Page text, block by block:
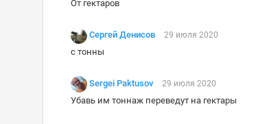
От гектаров
Сергей Денисов 29 июля 2020
с тонны
Sergei Paktusov 29 июля 2020
Убавь им тоннаж переведут на гектары